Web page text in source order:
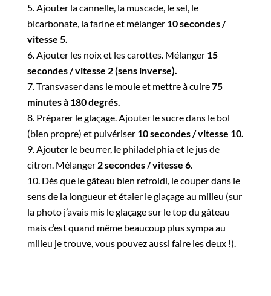
Ajouter la cannelle, la muscade, le sel, le
bicarbonate, la farine et mélanger 10 secondes /
vitesse 5.
Ajouter les noix et les carottes. Mélanger15
secondes / vitesse 2 (sens inverse).
Transvaser dans le moule et mettre à cuire75
minutes à 180 degrés.
Préparer le glaçage. Ajouter le sucre dans le bol
(bien propre) et pulvériser 10 secondes / vitesse 10.
Ajouter le beurrer, le philadelphia et le jus de
citron. Mélanger2 secondes / vitesse 6.
Dès que le gâteau bien refroidi, le couper dans le
sens de la longueur et étaler le glaçage au milieu (sur
la photo j’avais mis le glaçage sur le top du gâteau
mais c’est quand même beaucoup plus sympa au
milieu je trouve, vous pouvez aussi faire les deux !).